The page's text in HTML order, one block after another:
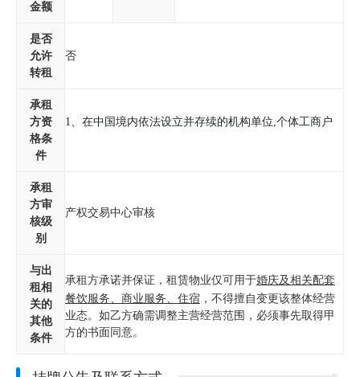
金额
是否
允许
转租
否
承租
方资
格条
件
承租
方审
核级
别
产权交易中心审核
与出
租相
关的
其他
条件
承租方承诺并保证，租赁物业仅可用于婚庆及相关配套
餐饮服务、 商业服务、住宿 ，不得擅自变更该整体经营
业态。如乙方确需调整主营经营范围，必须事先取得甲
方的书面同意。